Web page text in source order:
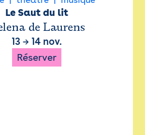
Le Saut du lit
de Laurens
13 → 14 nov.
Réserver